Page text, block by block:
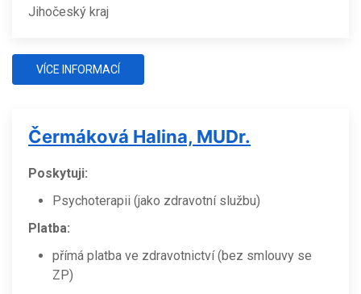
Jihočeský kraj
VÍCE INFORMACÍ
Čermáková Halina, MUDr.
Poskytuji:
Psychoterapii (jako zdravotní službu)
Platba:
přímá platba ve zdravotnictví (bez smlouvy se
ZP)